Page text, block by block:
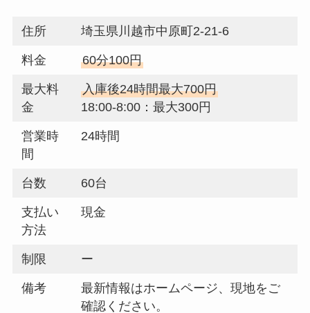
住所 埼玉県川越市中原町2-21-6
料金 60分100円
最大料
金
入庫後24時間最大700円
18:00-8:00：最大300円
営業時
間
24時間
台数 60台
支払い
方法
現金
制限 ー
備考
最新情報はホームページ、現地をご
確認ください。